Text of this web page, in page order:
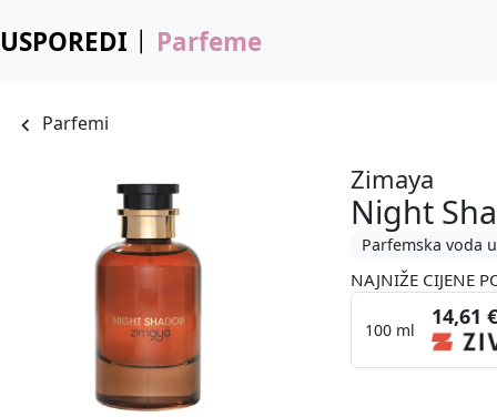
USPOREDI Parfeme
Parfemi
Zimaya
Night
Parfemska voda
NAJNIŽE CIJENE
100 ml
14,61